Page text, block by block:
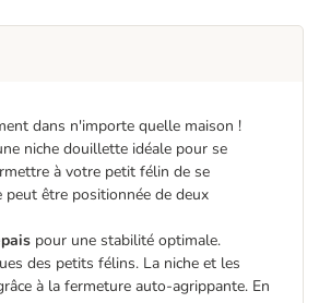
dans n'importe quelle maison !
niche douillette idéale pour se
à votre petit félin de se
être positionnée de deux
pour une stabilité optimale.
des petits félins. La niche et les
à la fermeture auto-agrippante. En